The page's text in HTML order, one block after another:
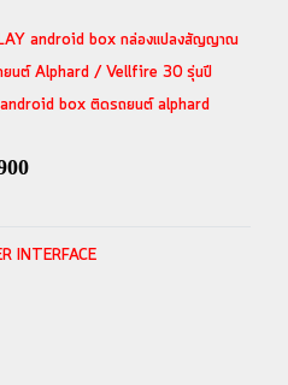
android box กล่องแปลงสัญญาณ
ยนต์ Alphard / Vellfire 30 รุ่นปี
box ติดรถยนต์ alphard
INTERFACE